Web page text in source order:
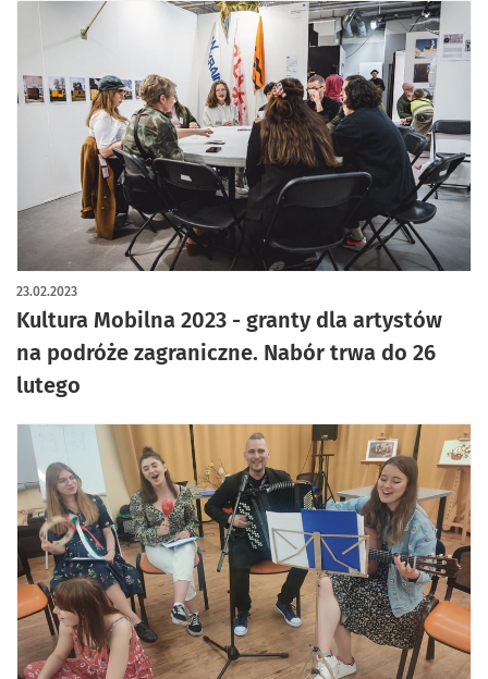
Kultura Mobilna 2023 - granty dla artystów
na podróże zagraniczne. Nabór trwa do 26
lutego
23.02.2023